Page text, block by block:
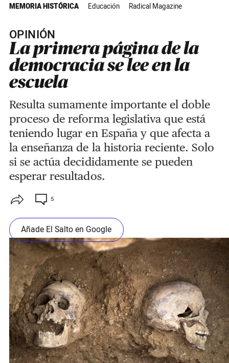
MEMORIA HISTÓRICA Educación Radical Magazine
OPINIÓN
La primera página de la
democracia se lee en la
escuela
Resulta sumamente importante el doble
proceso de reforma legislativa que está
teniendo lugar en España y que afecta a
la enseñanza de la historia reciente. Solo
si se actúa decididamente se pueden
esperar resultados.
5
Añade El Salto en Google